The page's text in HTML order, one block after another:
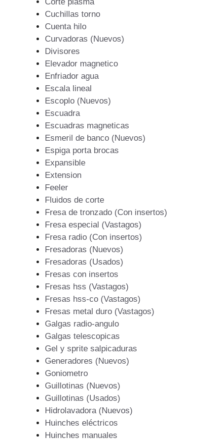
Corte plasma
Cuchillas torno
Cuenta hilo
Curvadoras (Nuevos)
Divisores
Elevador magnetico
Enfriador agua
Escala lineal
Escoplo (Nuevos)
Escuadra
Escuadras magneticas
Esmeril de banco (Nuevos)
Espiga porta brocas
Expansible
Extension
Feeler
Fluidos de corte
Fresa de tronzado (Con insertos)
Fresa especial (Vastagos)
Fresa radio (Con insertos)
Fresadoras (Nuevos)
Fresadoras (Usados)
Fresas con insertos
Fresas hss (Vastagos)
Fresas hss-co (Vastagos)
Fresas metal duro (Vastagos)
Galgas radio-angulo
Galgas telescopicas
Gel y sprite salpicaduras
Generadores (Nuevos)
Goniometro
Guillotinas (Nuevos)
Guillotinas (Usados)
Hidrolavadora (Nuevos)
Huinches eléctricos
Huinches manuales